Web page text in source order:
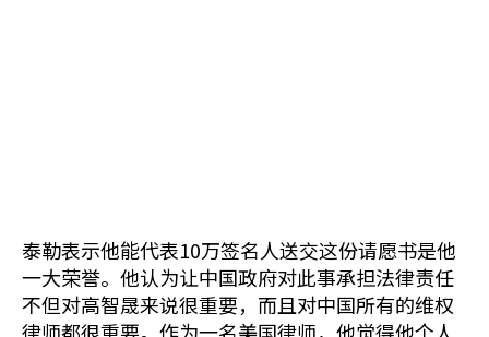
泰勒表示他能代表10万签名人送交这份请愿书是他
一大荣誉。他认为让中国政府对此事承担法律责任
不但对高智晟来说很重要，而且对中国所有的维权